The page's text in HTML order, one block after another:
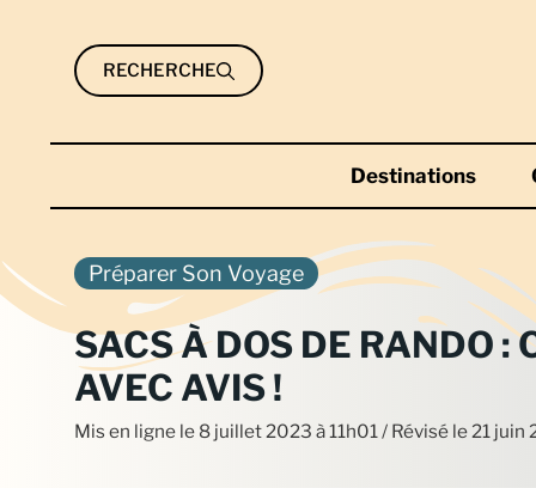
contenu
RECHERCHE
Destinations
Préparer Son Voyage
SACS À DOS DE RANDO :
AVEC AVIS !
Mis en ligne le 8 juillet 2023 à 11h01 / Révisé le 21 juin